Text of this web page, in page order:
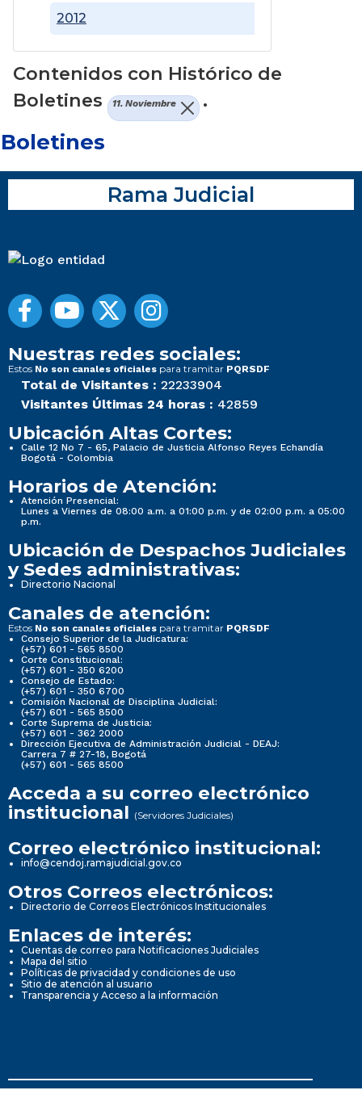
2012
Contenidos con Histórico de
Boletines
11. Noviembre .
Boletines
Rama Judicial
Nuestras redes sociales:
Estos No son canales oficiales para tramitar PQRSDF
Total de Visitantes : 22233904
Visitantes Últimas 24 horas : 42859
Ubicación Altas Cortes:
Calle 12 No 7 - 65, Palacio de Justicia Alfonso Reyes Echandía
Bogotá - Colombia
Horarios de Atención:
Atención Presencial:
Lunes a Viernes de 08:00 a.m. a 01:00 p.m. y de 02:00 p.m. a 05:00
p.m.
Ubicación de Despachos Judiciales
y Sedes administrativas:
Directorio Nacional
Canales de atención:
Estos No son canales oficiales para tramitar PQRSDF
Consejo Superior de la Judicatura:
(+57) 601 - 565 8500
Corte Constitucional:
(+57) 601 - 350 6200
Consejo de Estado:
(+57) 601 - 350 6700
Comisión Nacional de Disciplina Judicial:
(+57) 601 - 565 8500
Corte Suprema de Justicia:
(+57) 601 - 362 2000
Dirección Ejecutiva de Administración Judicial - DEAJ:
Carrera 7 # 27-18, Bogotá
(+57) 601 - 565 8500
Acceda a su correo electrónico
institucional (Servidores Judiciales)
Correo electrónico institucional:
info@cendoj.ramajudicial.gov.co
Otros Correos electrónicos:
Directorio de Correos Electrónicos Institucionales
Enlaces de interés:
Cuentas de correo para Notificaciones Judiciales
Mapa del sitio
Políticas de privacidad y condiciones de uso
Sitio de atención al usuario
Transparencia y Acceso a la información